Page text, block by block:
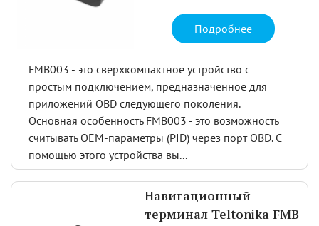
Подробнее
FMB003 - это сверхкомпактное устройство с
простым подключением, предназначенное для
приложений OBD следующего поколения.
Основная особенность FMB003 - это возможность
считывать OEM-параметры (PID) через порт OBD. С
помощью этого устройства вы...
Навигационный
терминал Teltonika FMB